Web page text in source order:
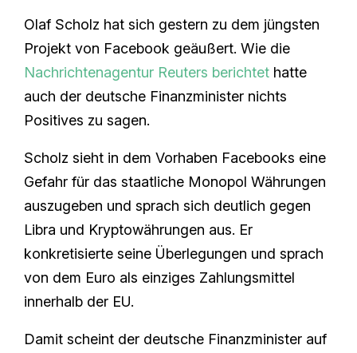
Olaf Scholz hat sich gestern zu dem jüngsten
Projekt von Facebook geäußert. Wie die
Nachrichtenagentur Reuters berichtet hatte
auch der deutsche Finanzminister nichts
Positives zu sagen.
Scholz sieht in dem Vorhaben Facebooks eine
Gefahr für das staatliche Monopol Währungen
auszugeben und sprach sich deutlich gegen
Libra und Kryptowährungen aus. Er
konkretisierte seine Überlegungen und sprach
von dem Euro als einziges Zahlungsmittel
innerhalb der EU.
Damit scheint der deutsche Finanzminister auf